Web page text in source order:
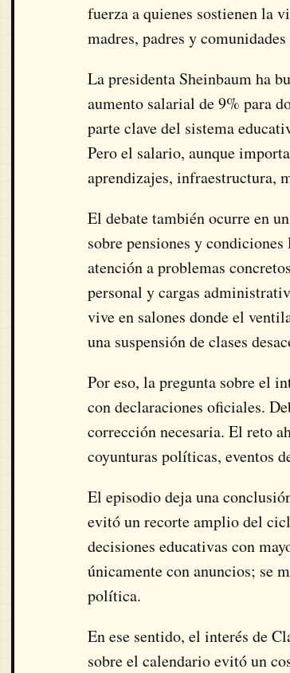
fuerza a quienes sostienen la
madres, padres y comunidades
La presidenta Sheinbaum ha
aumento salarial de 9% para
parte clave del sistema
Pero el salario, aunque
aprendizajes, infraestructura,
El debate también ocurre en
sobre pensiones y
atención a problemas
personal y cargas
vive en salones donde el
una suspensión de clases
Por eso, la pregunta sobre el
con declaraciones oficiales.
corrección necesaria. El reto
coyunturas políticas, eventos
El episodio deja una
evitó un recorte amplio del
decisiones educativas con
únicamente con anuncios; se
política.
En ese sentido, el interés de
sobre el calendario evitó un